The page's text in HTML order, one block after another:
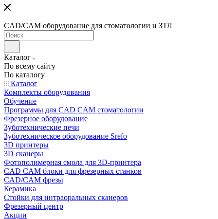
CAD/CAM оборудование для стоматологии и ЗТЛ
Каталог
По всему сайту
По каталогу
Каталог
Комплекты оборудования
Обучение
Программы для CAD CAM стоматологии
Фрезерное оборудование
Зуботехнические печи
Зуботехническое оборудование Srefo
3D принтеры
3D сканеры
Фотополимерная смола для 3D-принтера
CAD CAM блоки для фрезерных станков
CAD/CAM фрезы
Керамика
Стойки для интраоральных сканеров
Фрезерный центр
Акции